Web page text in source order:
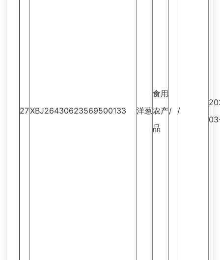
27XBJ26430623569500133 洋葱
食用
农产
品
/ /